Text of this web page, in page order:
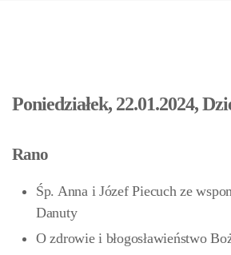
Poniedziałek, 22.01.2024,
Rano
Śp. Anna i Józef Piecuch ze
Danuty
O zdrowie i błogosławieństwo